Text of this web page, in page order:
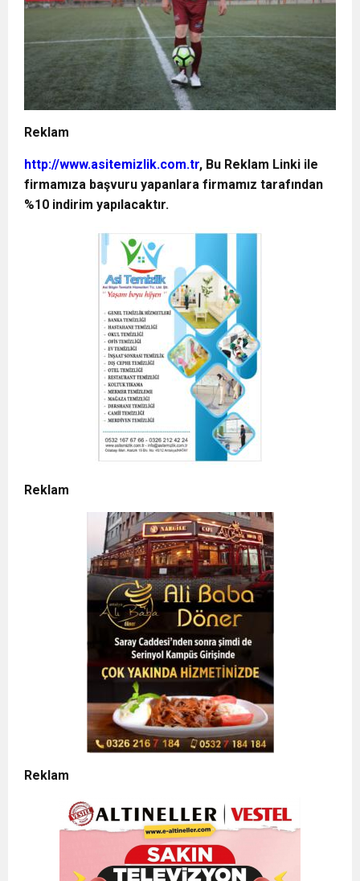
Reklam
http://www.asitemizlik.com.tr, Bu Reklam Linki ile
firmamıza başvuru yapanlara firmamız tarafından
%10 indirim yapılacaktır.
Reklam
Reklam